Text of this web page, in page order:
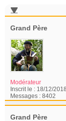
Grand Père
Modérateur
Inscrit le : 18/12/2018
Messages : 8402
Grand Père